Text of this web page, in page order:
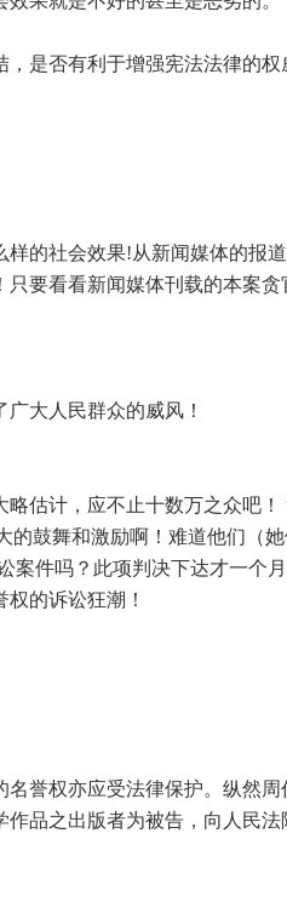
是否有利于增强宪法法律的权
的社会效果!从新闻媒体的报
要看看新闻媒体刊载的本案
大人民群众的威风！
估计，应不止十数万之众吧！
的鼓舞和激励啊！难道他们（
案件吗？此项判决下达才一个
的诉讼狂潮！
誉权亦应受法律保护。纵然
品之出版者为被告，向人民